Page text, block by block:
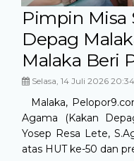
Pimpin Misa
Depag
Malaka Beri
Selasa, 14 Juli 2026 20:34
Malaka,
Agama (Kakan
Yosep Resa Lete,
atas HUT ke-50 dan